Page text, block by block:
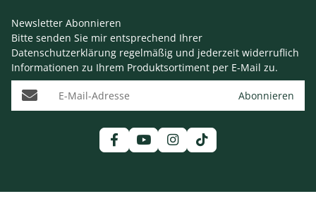
Newsletter Abonnieren
Bitte senden Sie mir entsprechend Ihrer
Datenschutzerklärung regelmäßig und jederzeit widerruflich
Informationen zu Ihrem Produktsortiment per E-Mail zu.
E-Mail-Adresse Abonnieren